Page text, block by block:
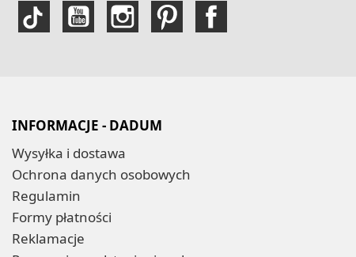
INFORMACJE - DADUM
Wysyłka i dostawa
Ochrona danych osobowych
Regulamin
Formy płatności
Reklamacje